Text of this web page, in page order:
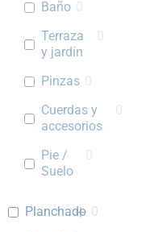
Baño
Terraza
y jardín
Pinzas
Cuerdas y
accesorios
Pie /
Suelo
Planchado 0